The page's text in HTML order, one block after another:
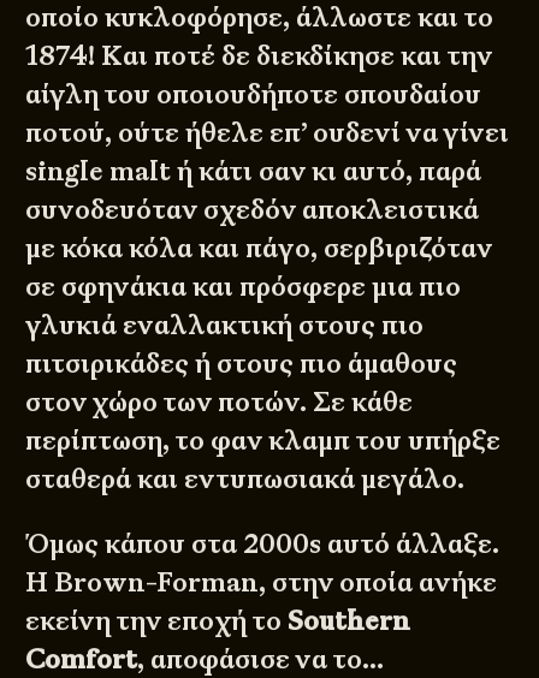
οποίο κυκλοφόρησε, άλλωστε και το
1874! Και ποτέ δε διεκδίκησε και την
αίγλη του οποιουδήποτε σπουδαίου
ποτού, ούτε ήθελε επ’ ουδενί να γίνει
single malt ή κάτι σαν κι αυτό, παρά
συνοδευόταν σχεδόν αποκλειστικά
με κόκα κόλα και πάγο, σερβιριζόταν
σε σφηνάκια και πρόσφερε μια πιο
γλυκιά εναλλακτική στους πιο
πιτσιρικάδες ή στους πιο άμαθους
στον χώρο των ποτών. Σε κάθε
περίπτωση, το φαν κλαμπ του υπήρξε
σταθερά και εντυπωσιακά μεγάλο.
Όμως κάπου στα 2000s αυτό άλλαξε.
Η Brown-Forman, στην οποία ανήκε
εκείνη την εποχή το Southern
Comfort, αποφάσισε να το…